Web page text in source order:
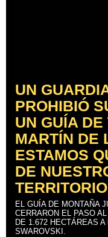
UN
PROHIBIÓ
UN GUÍA
MARTÍN DE
ESTAMOS
DE
EL GUÍA DE MONTAÑA
CERRARON EL PASO
DE 1.672 HECTÁREAS
SWAROVSKI.